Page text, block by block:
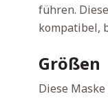
führen.
kompatibel,
Größen
Diese